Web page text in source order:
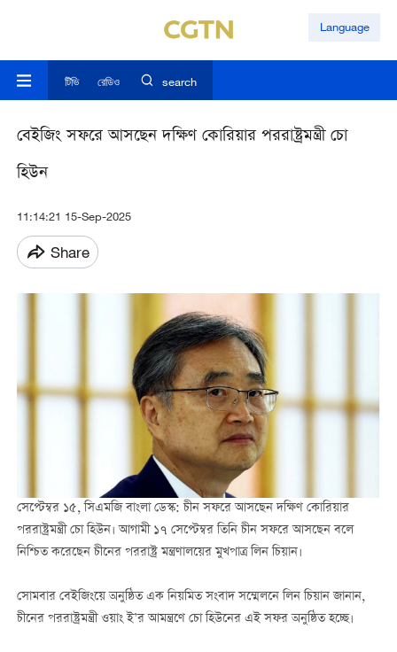
Language
টিভি রেডিও search
বেইজিং সফরে আসছেন দক্ষিণ কোরিয়ার পররাষ্ট্রমন্ত্রী চো
হিউন
11:14:21 15-Sep-2025
Share
সেপ্টেম্বর ১৫, সিএমজি বাংলা ডেস্ক: চীন সফরে আসছেন দক্ষিণ কোরিয়ার
পররাষ্ট্রমন্ত্রী চো হিউন। আগামী ১৭ সেপ্টেম্বর তিনি চীন সফরে আসছেন বলে
নিশ্চিত করেছেন চীনের পররাষ্ট্র মন্ত্রণালয়ের মুখপাত্র লিন চিয়ান।
সোমবার বেইজিংয়ে অনুষ্ঠিত এক নিয়মিত সংবাদ সম্মেলনে লিন চিয়ান জানান,
চীনের পররাষ্ট্রমন্ত্রী ওয়াং ই’র আমন্ত্রণে চো হিউনের এই সফর অনুষ্ঠিত হচ্ছে।